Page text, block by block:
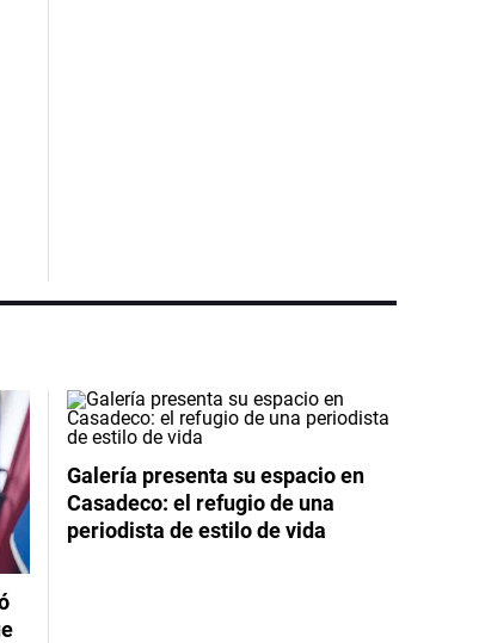
Galería presenta su espacio en
Casadeco: el refugio de una
periodista de estilo de vida